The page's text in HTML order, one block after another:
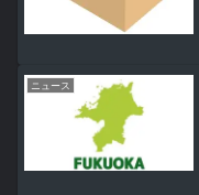
ニュース